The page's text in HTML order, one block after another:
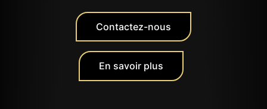
En savoir plus
Contactez-nous